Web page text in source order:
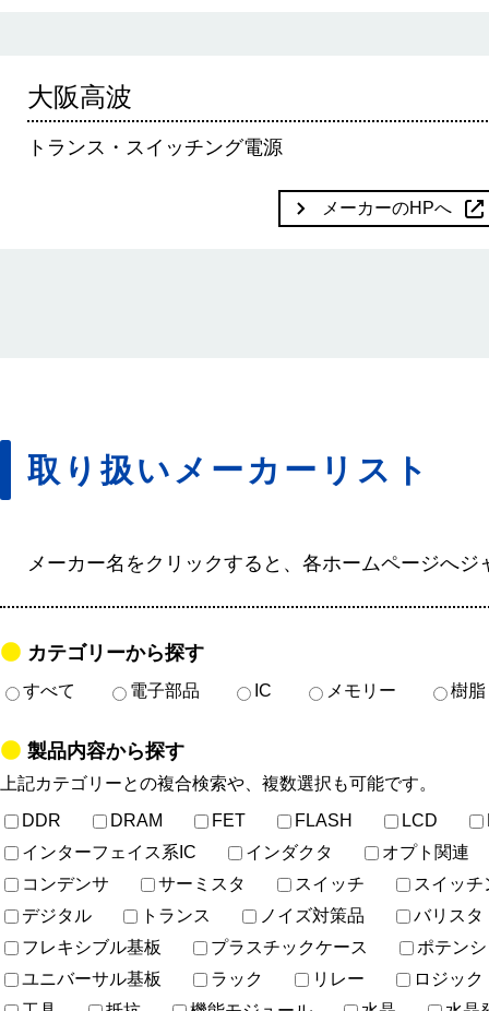
大阪高波
トランス・スイッチング電源
メーカーのHPへ
取り扱いメーカーリスト
メーカー名をクリックすると、各ホームページへジ
カテゴリーから探す
すべて 電子部品 IC メモリー 樹脂
製品内容から探す
上記カテゴリーとの複合検索や、複数選択も可能です。
DDR
DRAM FET FLASH LCD
インターフェイス系IC
インダクタ
オプト関連
コンデンサ
サーミスタ スイッチ
スイッチ
デジタル
トランス ノイズ対策品
バリスタ
フレキシブル基板
プラスチックケース
ポテン
ユニバーサル基板
ラック リレー
ロジック